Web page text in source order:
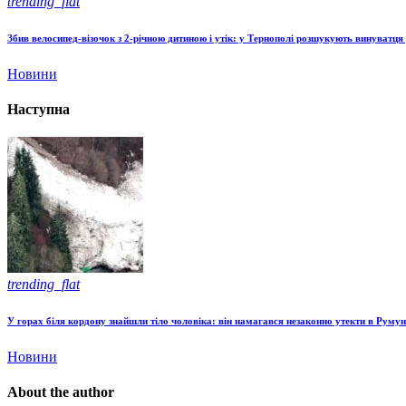
Збив велосипед-візочок з 2-річною дитиною і утік: у Тернополі розшукують
Новини
Наступна
trending_flat
У горах біля кордону знайшли тіло чоловіка: він намагався незаконно утекти в
Новини
About the author